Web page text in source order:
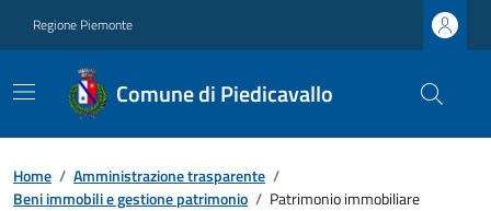
Regione Piemonte
Comune di Piedicavallo
Home / Amministrazione trasparente /
Beni immobili e gestione patrimonio / Patrimonio immobiliare